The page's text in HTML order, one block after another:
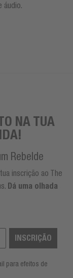
áudio.
NA TUA
Rebelde
inscrição ao The
Dá uma olhada
INSCRIÇÃO
para efeitos de